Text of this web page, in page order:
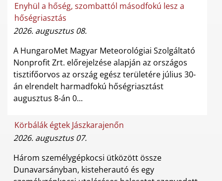
Enyhül a hőség, szombattól másodfokú lesz a
hőségriasztás
2026. augusztus 08.
A HungaroMet Magyar Meteorológiai Szolgáltató
Nonprofit Zrt. előrejelzése alapján az országos
tisztifőorvos az ország egész területére július 30-
án elrendelt harmadfokú hőségriasztást
augusztus 8-án 0...
Körbálák égtek Jászkarajenőn
2026. augusztus 07.
Három személygépkocsi ütközött össze
Dunavarsányban, kisteherautó és egy